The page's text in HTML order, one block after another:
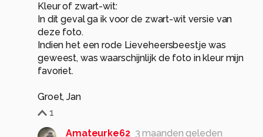
Kleur of zwart-wit:
In dit geval ga ik voor de zwart-wit versie van
deze foto.
Indien het een rode Lieveheersbeestje was
geweest, was waarschijnlijk de foto in kleur mijn
favoriet.
Groet, Jan
1
Amateurke62 3 maanden geleden